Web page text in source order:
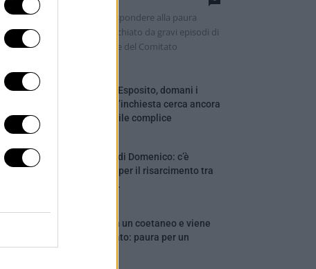
La presenza dello Stato per rispondere alla paura
crescente di un territorio macchiato da gravi episodi di
cronaca nera. La convocazione del Comitato
Omicidio Esposito, domani i
funerali: l’inchiesta cerca ancora
un possibile complice
La morte di Domenico: c’è
l’accordo per il risarcimento tra
Monaldi...
Litiga con un coetaneo e viene
accoltellato: paura per un